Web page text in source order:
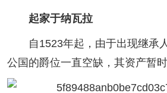
起家于纳瓦拉
自1523年起，由于出现继承
公国的爵位一直空缺，其资产暂